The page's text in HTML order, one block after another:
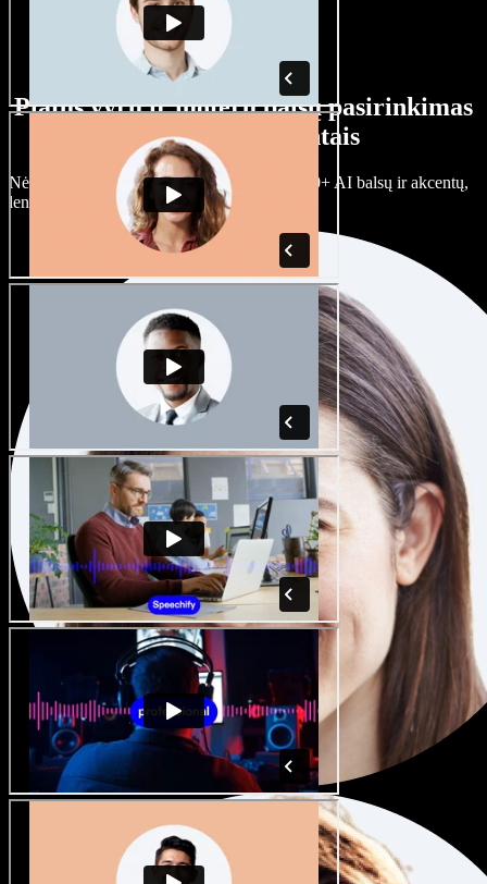
Platus vyrų ir moterų balsų pasirinkimas
su įvairiais akcentais
Nėra dviejų vienodų projektų. Rinkitės iš 100+ AI balsų ir akcentų,
lengvai juos prisitaikykite.